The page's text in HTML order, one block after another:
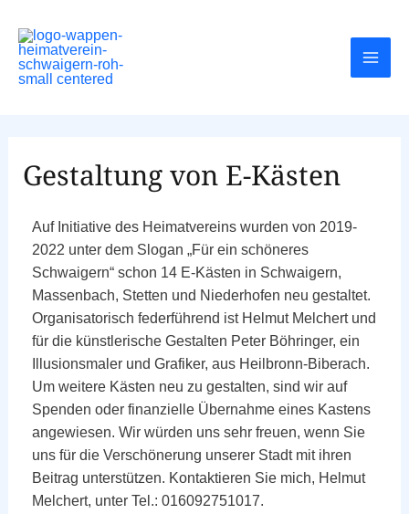
Gestaltung von E-Kästen
Auf Initiative des Heimatvereins wurden von 2019-
2022 unter dem Slogan „Für ein schöneres
Schwaigern“ schon 14 E-Kästen in Schwaigern,
Massenbach, Stetten und Niederhofen neu gestaltet.
Organisatorisch federführend ist Helmut Melchert und
für die künstlerische Gestalten Peter Böhringer, ein
Illusionsmaler und Grafiker, aus Heilbronn-Biberach.
Um weitere Kästen neu zu gestalten, sind wir auf
Spenden oder finanzielle Übernahme eines Kastens
angewiesen. Wir würden uns sehr freuen, wenn Sie
uns für die Verschönerung unserer Stadt mit ihren
Beitrag unterstützen. Kontaktieren Sie mich, Helmut
Melchert, unter Tel.: 016092751017.